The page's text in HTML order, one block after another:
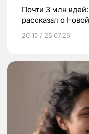
Почти 3 млн
рассказал о
20:10 / 25.07.26